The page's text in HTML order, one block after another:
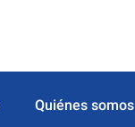
Quiénes somos